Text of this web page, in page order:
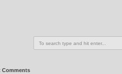
Comments